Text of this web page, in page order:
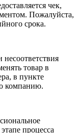
чек,
Пожалуйста,
срока.
товар в
в пункте
компанию.
процесса